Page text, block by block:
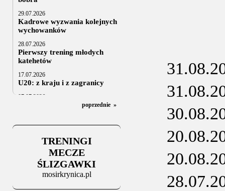
29.07.2026
Kadrowe wyzwania kolejnych
wychowanków
28.07.2026
Pierwszy trening młodych
katehetów
17.07.2026
U20: z kraju i z zagranicy
07.07.2026
Za trzy tygodnie na lód
Stowarzyszenie po Walnym
poprzednie »
TRENINGI
MECZE
ŚLIZGAWKI
mosirkrynica.pl